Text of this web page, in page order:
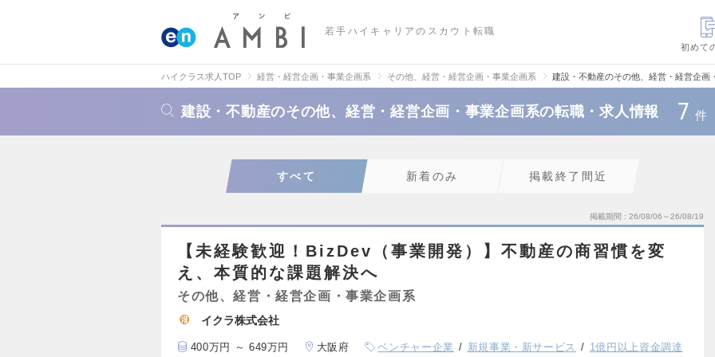
若手ハイキャリアのスカウト転職
初めて
ハイクラス求人TOP 経営・経営企画・事業企画系 その他、経営・経営企画・事業企画系 建設・不動産のその他、経営・経営企画
建設・不動産のその他、経営・経営企画・事業企画系の転職・求人情報 7 件
すべて 新着のみ 掲載終了間近
掲載期間 26/08/06～26/08/19
【未経験歓迎！BizDev（事業開発）】不動産の商習慣を変
え、本質的な課題解決へ
その他、経営・経営企画・事業企画系
イクラ株式会社
400万円 ～ 649万円 大阪府 ベンチャー企業 新規事業・新サービス
1億円以上資金調達